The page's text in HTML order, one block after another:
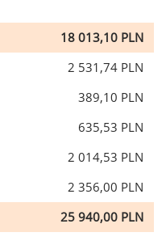
18 013,10 PLN
2 531,74 PLN
389,10 PLN
635,53 PLN
2 014,53 PLN
2 356,00 PLN
25 940,00 PLN